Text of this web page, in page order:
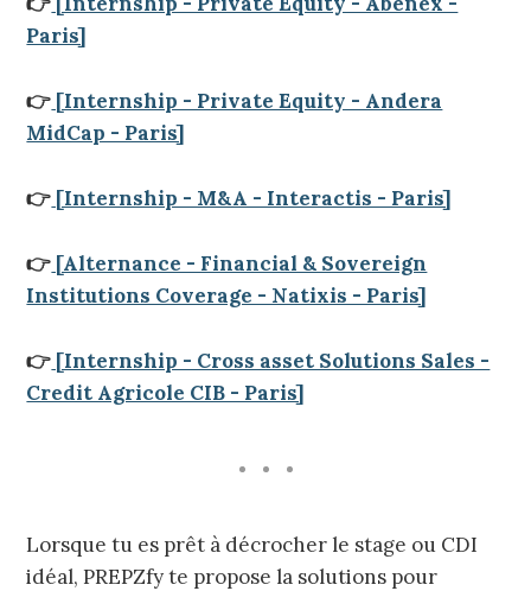
Paris]
👉 [Internship - Private Equity - Andera
MidCap - Paris]
👉 [Internship - M&A - Interactis - Paris]
👉 [Alternance - Financial & Sovereign
Institutions Coverage - Natixis - Paris]
👉 [Internship - Cross asset Solutions Sales -
Credit Agricole CIB - Paris]
Lorsque tu es prêt à décrocher le stage ou CDI
idéal, PREPZfy te propose la solutions pour